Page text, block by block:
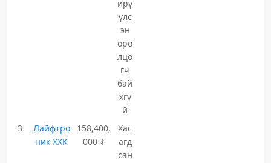
ирү
үлс
эн
оро
лцо
гч
бай
хгү
й
3
Лайфтро
ник ХХК
158,400,
000 ₮
Хас
агд
сан